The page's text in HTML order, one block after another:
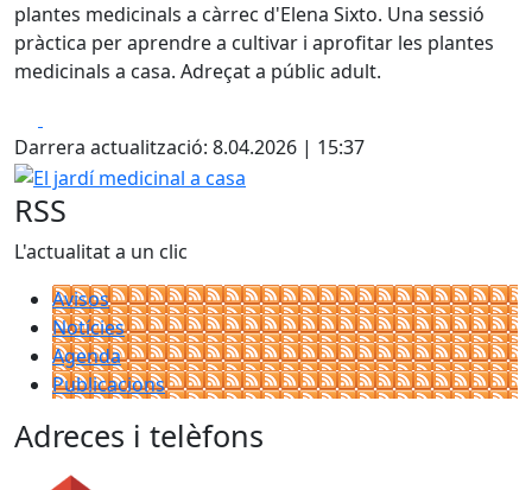
plantes medicinals a càrrec d'Elena Sixto. Una sessió
pràctica per aprendre a cultivar i aprofitar les plantes
medicinals a casa. Adreçat a públic adult.
Darrera actualització: 8.04.2026 | 15:37
El jardí medicinal a casa
RSS
L'actualitat a un clic
Avisos
Notícies
Agenda
Publicacions
Adreces i telèfons